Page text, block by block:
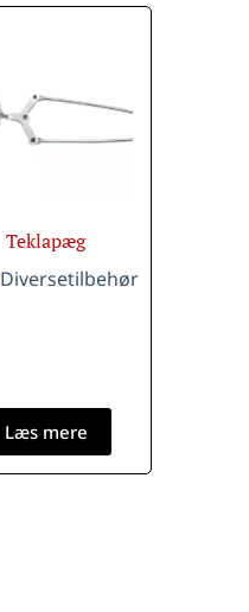
Teklapæg
Diversetilbehør
Læs mere